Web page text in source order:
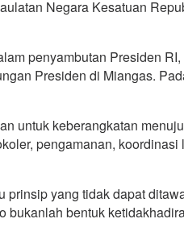
Negara Kesatuan
penyambutan Presiden
Presiden di Miangas.
untuk keberangkatan
pengamanan,
yang tidak dapat
bentuk